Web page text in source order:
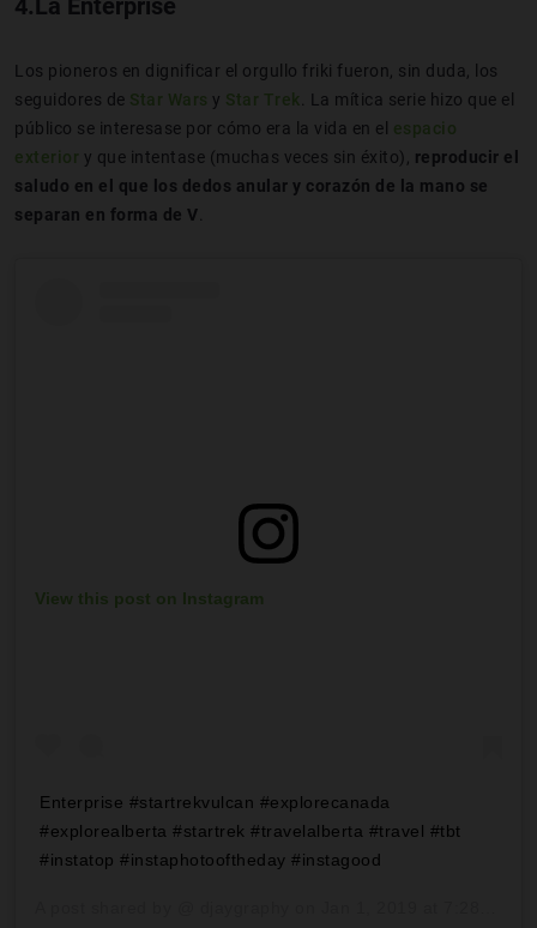
Los pioneros en dignificar el orgullo friki fueron, sin duda, los
seguidores de Star Wars y Star Trek . La mítica serie hizo que el
público se interesase por cómo era la vida en el espacio
exterior y que intentase (muchas veces sin éxito), reproducir el
saludo en el que los dedos anular y corazón de la mano se
separan en forma de V
View this post on Instagram
Enterprise #startrekvulcan #explorecanada
#explorealberta #startrek #travelalberta #travel #tbt
#instatop #instaphotooftheday #instagood